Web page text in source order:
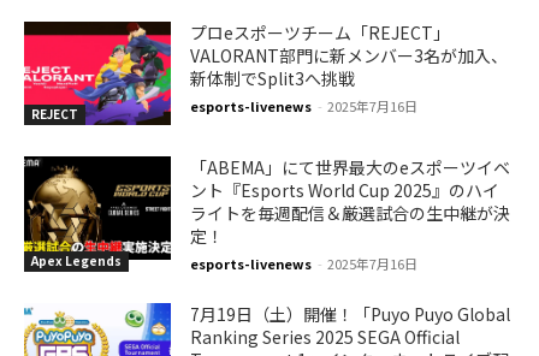
REJECT
プロeスポーツチーム「REJECT」
VALORANT部門に新メンバー3名が加入、
新体制でSplit3へ挑戦
esports-livenews - 2025年7月16日
Apex Legends
「ABEMA」にて世界最大のeスポーツイベ
ント『Esports World Cup 2025』のハイ
ライトを毎週配信＆厳選試合の生中継が決
定！
esports-livenews - 2025年7月16日
7月19日（土）開催！「Puyo Puyo Global
Ranking Series 2025 SEGA Official